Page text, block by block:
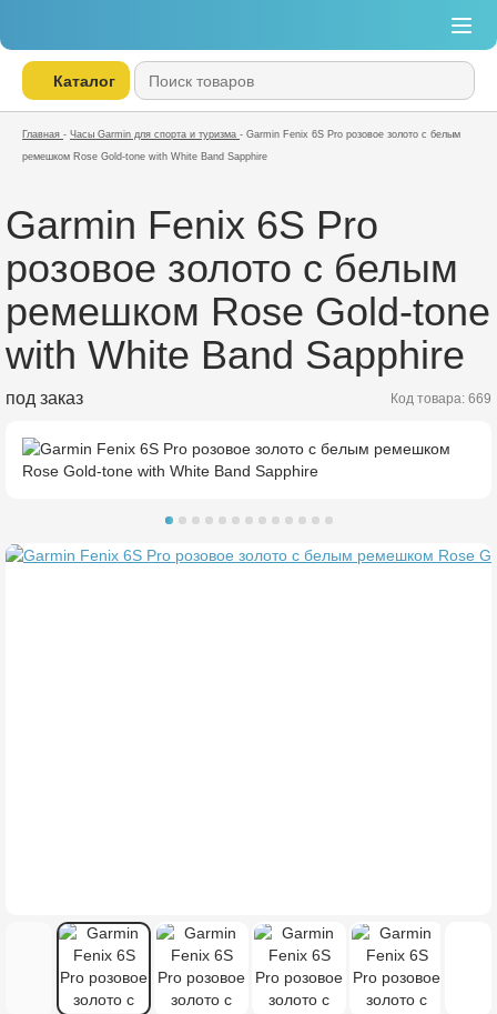
Каталог
Главная - Часы Garmin для спорта и туризма - Garmin Fenix 6S Pro розовое золото с белым
ремешком Rose Gold-tone with White Band Sapphire
Garmin Fenix 6S Pro
розовое золото с белым
ремешком Rose Gold-tone
with White Band Sapphire
под заказ Код товара: 669